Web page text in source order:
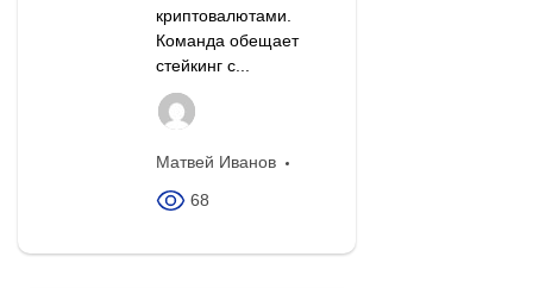
криптовалютами.
Команда обещает
стейкинг с...
Матвей Иванов
68